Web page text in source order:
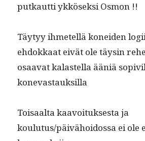
putkaut­ti ykkösek­si Osmon !!
Täy­tyy ihme­tel­lä konei­den
ehdokkaat eivät ole täysin
osaa­vat kalastel­la ääniä
konevastauksilla
Toisaal­ta kaavoituk­ses­ta ja
koulutus/päivähoidossa ei ole